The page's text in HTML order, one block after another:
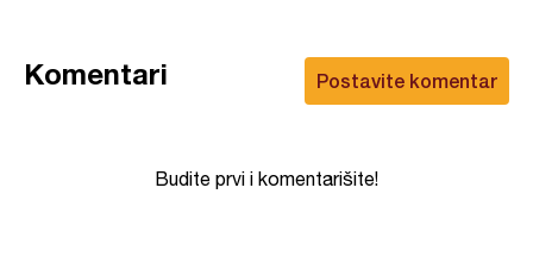
Postavite komentar
Komentari
Budite prvi i komentarišite!